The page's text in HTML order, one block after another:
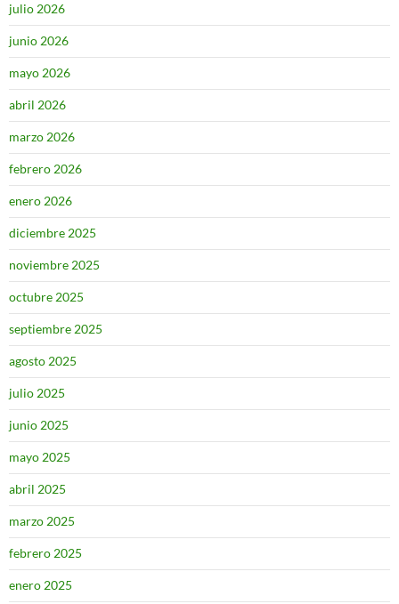
julio 2026
junio 2026
mayo 2026
abril 2026
marzo 2026
febrero 2026
enero 2026
diciembre 2025
noviembre 2025
octubre 2025
septiembre 2025
agosto 2025
julio 2025
junio 2025
mayo 2025
abril 2025
marzo 2025
febrero 2025
enero 2025